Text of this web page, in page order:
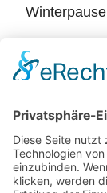
Winterpause
Zurück